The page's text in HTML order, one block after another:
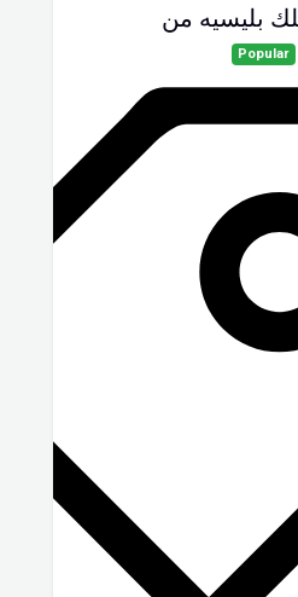
بليسيه من
Popular